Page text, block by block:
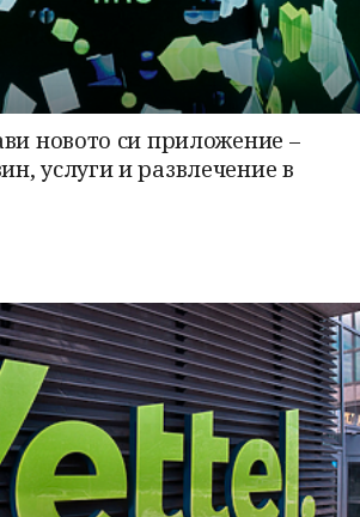
новото си приложение –
услуги и развлечение в